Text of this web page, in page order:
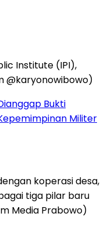
Bukti
Militer